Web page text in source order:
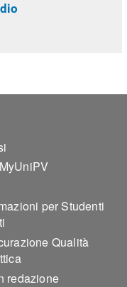
2
per Studenti
Qualità
redazione